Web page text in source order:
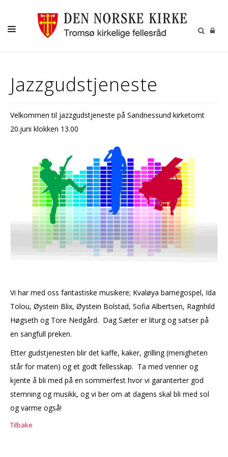
AKTIVITETER OG KONSERTER
KONFIRMASJON
GRAVFERD
KONTAKT
Jazzgudstjeneste
Velkommen til jazzgudstjeneste på Sandnessund kirketomt
20.juni klokken 13.00
Vi har med oss fantastiske musikere; Kvaløya barnegospel, Ida
Tolou, Øystein Blix, Øystein Bolstad, Sofia Albertsen, Ragnhild
Høgseth og Tore Nedgård. Dag Sæter er liturg og satser på
en sangfull preken.
Etter gudstjenesten blir det kaffe, kaker, grilling (menigheten
står for maten) og et godt fellesskap. Ta med venner og
kjente å bli med på en sommerfest hvor vi garanterter god
stemning og musikk, og vi ber om at dagens skal bli med sol
og varme også!
Tilbake